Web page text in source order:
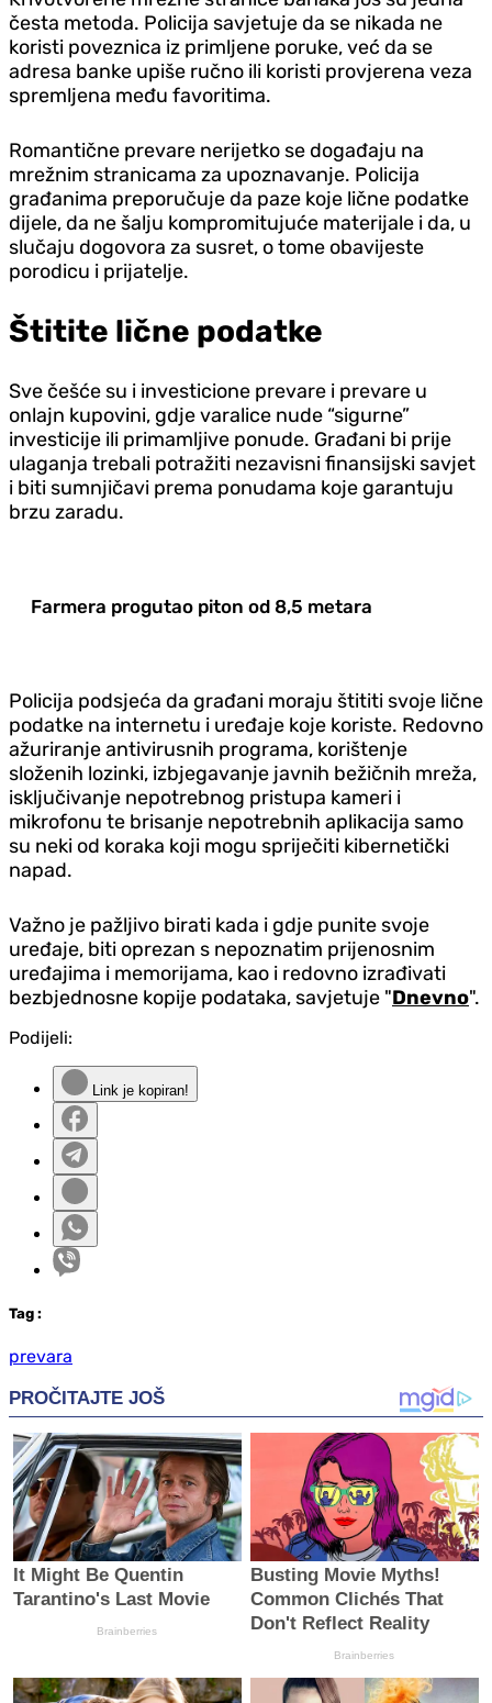
česta metoda. Policija savjetuje da se nikada ne
koristi poveznica iz primljene poruke, već da se
adresa banke upiše ručno ili koristi provjerena veza
spremljena među favoritima.
Romantične prevare nerijetko se događaju na
mrežnim stranicama za upoznavanje. Policija
građanima preporučuje da paze koje lične podatke
dijele, da ne šalju kompromitujuće materijale i da, u
slučaju dogovora za susret, o tome obavijeste
porodicu i prijatelje.
Štitite lične podatke
Sve češće su i investicione prevare i prevare u
onlajn kupovini, gdje varalice nude “sigurne”
investicije ili primamljive ponude. Građani bi prije
ulaganja trebali potražiti nezavisni finansijski savjet
i biti sumnjičavi prema ponudama koje garantuju
brzu zaradu.
Farmera progutao piton od 8,5 metara
Policija podsjeća da građani moraju štititi svoje lične
podatke na internetu i uređaje koje koriste. Redovno
ažuriranje antivirusnih programa, korištenje
složenih lozinki, izbjegavanje javnih bežičnih mreža,
isključivanje nepotrebnog pristupa kameri i
mikrofonu te brisanje nepotrebnih aplikacija samo
su neki od koraka koji mogu spriječiti kibernetički
napad.
Važno je pažljivo birati kada i gdje punite svoje
uređaje, biti oprezan s nepoznatim prijenosnim
uređajima i memorijama, kao i redovno izrađivati
bezbjednosne kopije podataka, savjetuje "Dnevno".
Podijeli:
Link je kopiran!
Tag :
prevara